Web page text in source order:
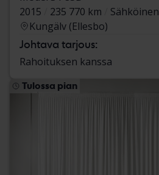
2015
235 770 km
Sähköinen
Kungälv (Ellesbo)
Johtava tarjous:
Rahoituksen kanssa
Tulossa pian